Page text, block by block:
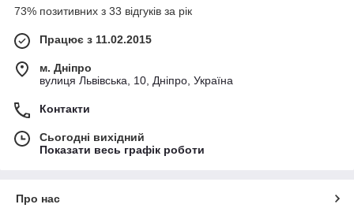
73% позитивних з 33 відгуків за рік
Працює з 11.02.2015
м. Дніпро
вулиця Львівська, 10, Дніпро, Україна
Контакти
Сьогодні вихідний
Показати весь графік роботи
Про нас